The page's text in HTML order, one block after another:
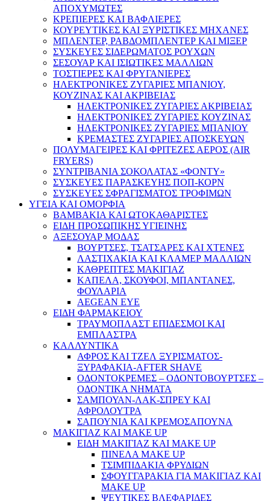
ΑΠΟΧΥΜΩΤΕΣ
ΚΡΕΠΙΕΡΕΣ ΚΑΙ ΒΑΦΛΙΕΡΕΣ
ΚΟΥΡΕΥΤΙΚΕΣ ΚΑΙ ΞΥΡΙΣΤΙΚΕΣ ΜΗΧΑΝΕΣ
ΜΠΛΕΝΤΕΡ, ΡΑΒΔΟΜΠΛΕΝΤΕΡ ΚΑΙ ΜΙΞΕΡ
ΣΥΣΚΕΥΕΣ ΣΙΔΕΡΩΜΑΤΟΣ ΡΟΥΧΩΝ
ΣΕΣΟΥΑΡ ΚΑΙ ΙΣΙΩΤΙΚΕΣ ΜΑΛΛΙΩΝ
ΤΟΣΤΙΕΡΕΣ ΚΑΙ ΦΡΥΓΑΝΙΕΡΕΣ
ΗΛΕΚΤΡΟΝΙΚΕΣ ΖΥΓΑΡΙΕΣ ΜΠΑΝΙΟΥ,
ΚΟΥΖΙΝΑΣ ΚΑΙ ΑΚΡΙΒΕΙΑΣ
ΗΛΕΚΤΡΟΝΙΚΕΣ ΖΥΓΑΡΙΕΣ ΑΚΡΙΒΕΙΑΣ
ΗΛΕΚΤΡΟΝΙΚΕΣ ΖΥΓΑΡΙΕΣ ΚΟΥΖΙΝΑΣ
ΗΛΕΚΤΡΟΝΙΚΕΣ ΖΥΓΑΡΙΕΣ ΜΠΑΝΙΟΥ
ΚΡΕΜΑΣΤΕΣ ΖΥΓΑΡΙΕΣ ΑΠΟΣΚΕΥΩΝ
ΠΟΛΥΜΑΓΕΙΡΕΣ ΚΑΙ ΦΡΙΤΕΖΕΣ ΑΕΡΟΣ (AIR
FRYERS)
ΣΥΝΤΡΙΒΑΝΙΑ ΣΟΚΟΛΑΤΑΣ «ΦΟΝΤΥ»
ΣΥΣΚΕΥΕΣ ΠΑΡΑΣΚΕΥΗΣ ΠΟΠ-ΚΟΡΝ
ΣΥΣΚΕΥΕΣ ΣΦΡΑΓΙΣΜΑΤΟΣ ΤΡΟΦΙΜΩΝ
ΥΓΕΙΑ ΚΑΙ ΟΜΟΡΦΙΑ
ΒΑΜΒΑΚΙΑ ΚΑΙ ΩΤΟΚΑΘΑΡΙΣΤΕΣ
ΕΙΔΗ ΠΡΟΣΩΠΙΚΗΣ ΥΓΙΕΙΝΗΣ
ΑΞΕΣΟΥΑΡ ΜΟΔΑΣ
ΒΟΥΡΤΣΕΣ, ΤΣΑΤΣΑΡΕΣ ΚΑΙ ΧΤΕΝΕΣ
ΛΑΣΤΙΧΑΚΙΑ ΚΑΙ ΚΛΑΜΕΡ ΜΑΛΛΙΩΝ
ΚΑΘΡΕΠΤΕΣ ΜΑΚΙΓΙΑΖ
ΚΑΠΕΛΑ, ΣΚΟΥΦΟΙ, ΜΠΑΝΤΑΝΕΣ,
ΦΟΥΛΑΡΙΑ
AEGEAN EYE
ΕΙΔΗ ΦΑΡΜΑΚΕΙΟΥ
ΤΡΑΥΜΟΠΛΑΣΤ ΕΠΙΔΕΣΜΟΙ ΚΑΙ
ΕΜΠΛΑΣΤΡΑ
ΚΑΛΛΥΝΤΙΚΑ
ΑΦΡΟΣ ΚΑΙ ΤΖΕΛ ΞΥΡΙΣΜΑΤΟΣ-
ΞΥΡΑΦΑΚΙΑ-AFTER SHAVE
ΟΔΟΝΤΟΚΡΕΜΕΣ – ΟΔΟΝΤΟΒΟΥΡΤΣΕΣ –
ΟΔΟΝΤΙΚΑ ΝΗΜΑΤΑ
ΣΑΜΠΟΥΑΝ-ΛΑΚ-ΣΠΡΕΥ ΚΑΙ
ΑΦΡΟΛΟΥΤΡΑ
ΣΑΠΟΥΝΙΑ ΚΑΙ ΚΡΕΜΟΣΑΠΟΥΝΑ
ΜΑΚΙΓΙΑΖ ΚΑΙ MAKE UP
ΕΙΔΗ ΜΑΚΙΓΙΑΖ ΚΑΙ MAKE UP
ΠΙΝΕΛΑ MAKE UP
ΤΣΙΜΠΙΔΑΚΙΑ ΦΡΥΔΙΩΝ
ΣΦΟΥΓΓΑΡΑΚΙΑ ΓΙΑ ΜΑΚΙΓΙΑZ ΚΑΙ
MAKE UP
ΨΕΥΤΙΚΕΣ ΒΛΕΦΑΡΙΔΕΣ